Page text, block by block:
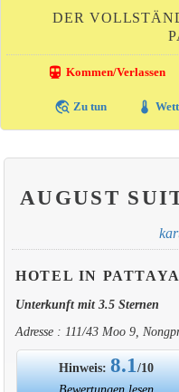
DER
directions_transit Kommen/Verlassen
travel_explore Zu tun thermostat
AUGUST
HOTEL IN PATTAYA
Unterkunft mit 3.5 Sternen
Adresse : 111/43 Moo 9,
Hinweis:8.1/10
Bewertungen lesen